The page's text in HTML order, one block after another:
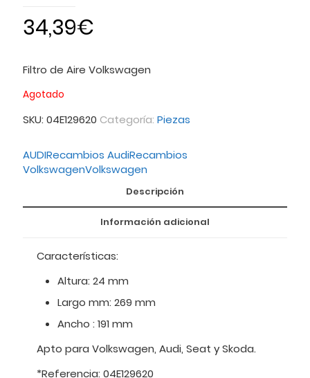
34,39€
Filtro de Aire Volkswagen
Agotado
SKU: 04E129620 Categoría: Piezas
AUDIRecambios AudiRecambios
VolkswagenVolkswagen
Descripción
Información adicional
Características:
Altura: 24 mm
Largo mm: 269 mm
Ancho : 191 mm
Apto para Volkswagen, Audi, Seat y Skoda.
*Referencia: 04E129620